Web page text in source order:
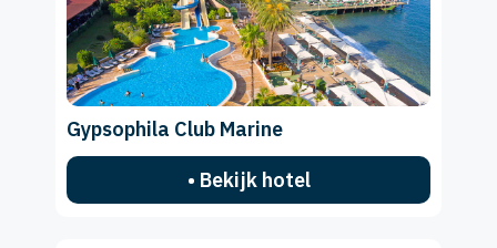
Gypsophila Club Marine
• Bekijk hotel